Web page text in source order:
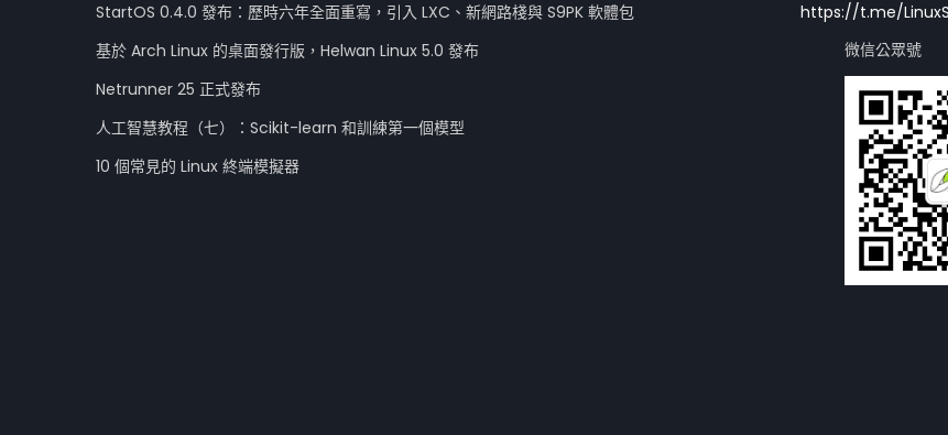
StartOS 0.4.0 發布：歷時六年全面重寫，引入 LXC、新網路棧與 S9PK 軟體包
基於 Arch Linux 的桌面發行版，Helwan Linux 5.0 發布
Netrunner 25 正式發布
人工智慧教程（七）：Scikit-learn 和訓練第一個模型
10 個常見的 Linux 終端模擬器
https://t.me/
微信公眾號